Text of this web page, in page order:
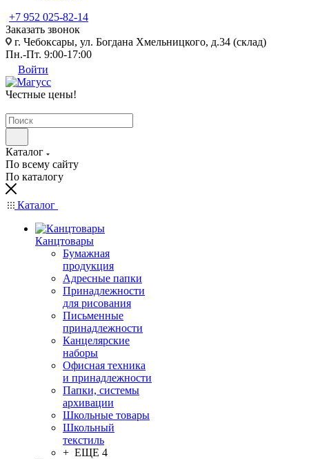
+7 952 025-82-14
Заказать звонок
г. Чебоксары, ул. Богдана Хмельницкого, д.34 (склад)
Пн.-Пт. 9:00-17:00
Войти
Честные цены!
Каталог
По всему сайту
По каталогу
Каталог
Канцтовары
Бумажная
продукция
Адресные папки
Принадлежности
для рисования
Письменные
принадлежности
Канцелярские
наборы
Офисная техника
и принадлежности
Папки, системы
архивации
Школьные товары
Школьный
текстиль
+ ЕЩЕ 4